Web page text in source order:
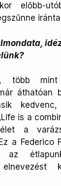
előbb-
több mint
áthatóan
kedvenc,
is a
a
a Federico
az
elnevezést